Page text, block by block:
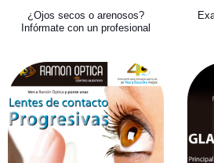
¿Ojos secos o arenosos?
Infórmate con un profesional